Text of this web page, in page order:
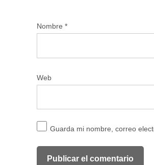
Nombre *
Web
Guarda mi nombre, correo